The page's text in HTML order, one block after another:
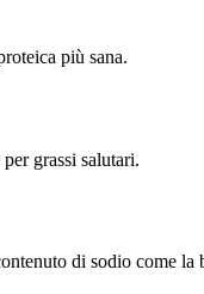
più sana.
grassi salutari.
di sodio come la